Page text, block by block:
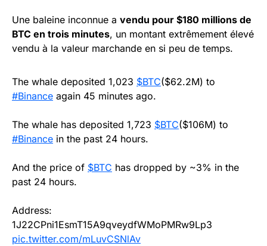
Une baleine inconnue a vendu pour $180 millions de
BTC en trois minutes, un montant extrêmement élevé
vendu à la valeur marchande en si peu de temps.
The whale deposited 1,023 $BTC($62.2M) to
#Binance again 45 minutes ago.
The whale has deposited 1,723 $BTC($106M) to
#Binance in the past 24 hours.
And the price of $BTC has dropped by ~3% in the
past 24 hours.
Address:
1J22CPni1EsmT15A9qveydfWMoPMRw9Lp3
pic.twitter.com/mLuvCSNlAv